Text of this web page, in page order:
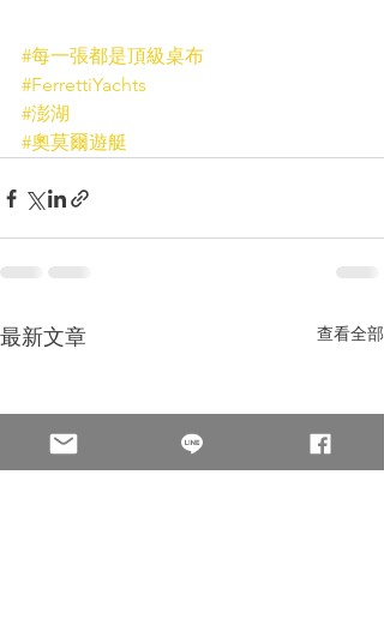
#每一張都是頂級桌布
#FerrettiYachts
#澎湖
#奧莫爾遊艇
最新文章 查看全部